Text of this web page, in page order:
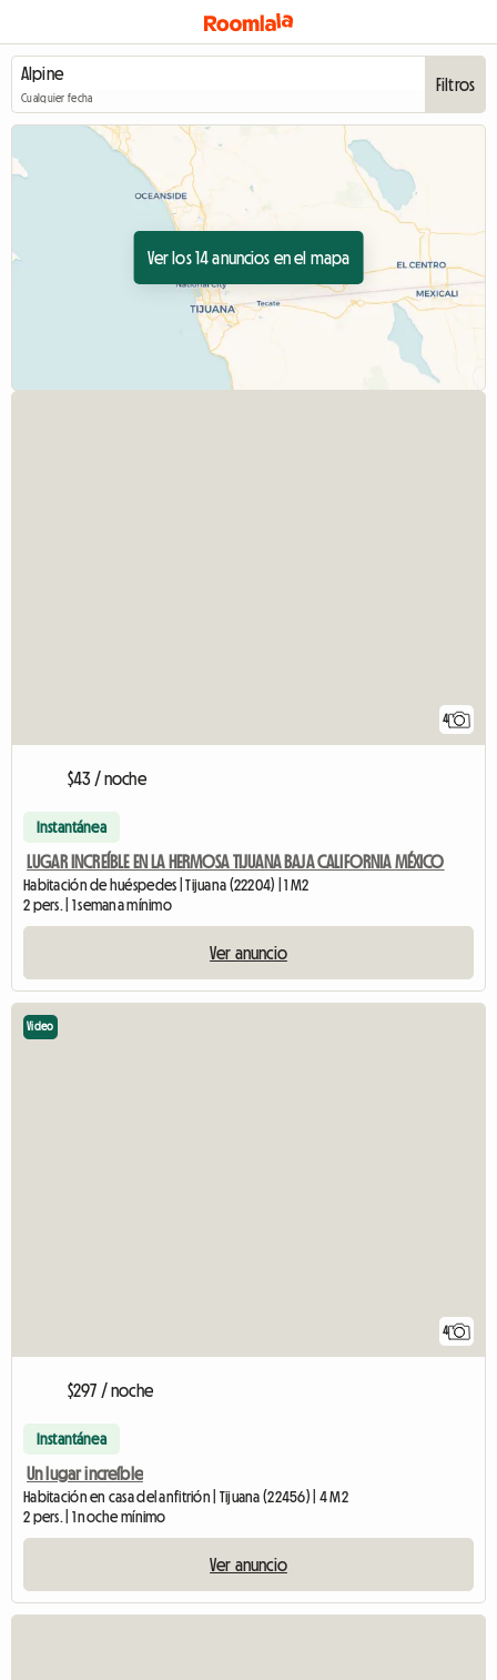
Cualquier fecha
Filtros
Ver los 14 anuncios en el mapa
4
$43 / noche
Instantánea
LUGAR INCREÍBLE EN LA HERMOSA TIJUANA BAJA CALIFORNIA MÉXICO
Habitación de huéspedes | Tijuana (22204) | 1 M2
2 pers. | 1 semana mínimo
Ver anuncio
4
Video
$297 / noche
Instantánea
Un lugar increíble
Habitación en casa del anfitrión | Tijuana (22456) | 4 M2
2 pers. | 1 noche mínimo
Ver anuncio